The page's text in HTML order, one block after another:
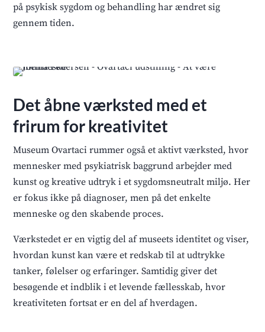
på psykisk sygdom og behandling har ændret sig
gennem tiden.
Det åbne værksted med et
frirum for kreativitet
Museum Ovartaci rummer også et aktivt værksted, hvor
mennesker med psykiatrisk baggrund arbejder med
kunst og kreative udtryk i et sygdomsneutralt miljø. Her
er fokus ikke på diagnoser, men på det enkelte
menneske og den skabende proces.
Værkstedet er en vigtig del af museets identitet og viser,
hvordan kunst kan være et redskab til at udtrykke
tanker, følelser og erfaringer. Samtidig giver det
besøgende et indblik i et levende fællesskab, hvor
kreativiteten fortsat er en del af hverdagen.